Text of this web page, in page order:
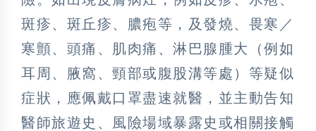
斑疹、斑丘疹、膿疱等，及發燒、畏寒／
寒顫、頭痛、肌肉痛、淋巴腺腫大（例如
耳周、腋窩、頸部或腹股溝等處）等疑似
症狀，應佩戴口罩盡速就醫，並主動告知
醫師旅遊史、風險場域暴露史或相關接觸